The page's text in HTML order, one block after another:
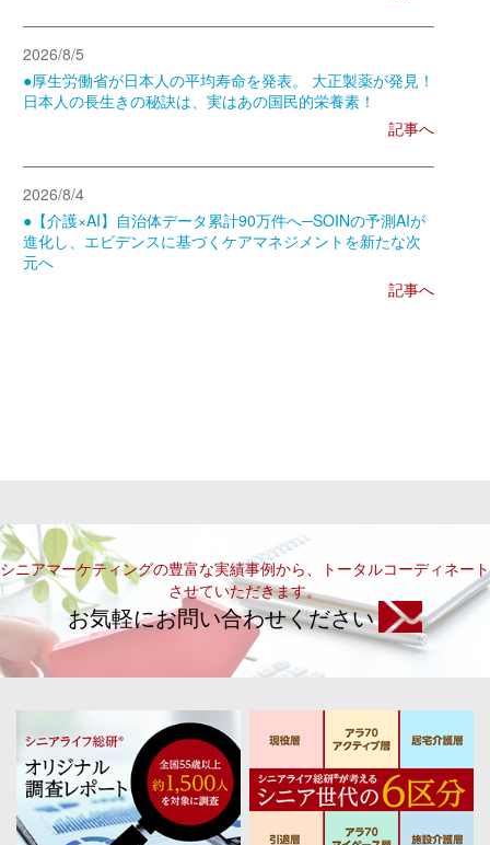
2026/8/5
●厚生労働省が日本人の平均寿命を発表。 大正製薬が発見！
日本人の長生きの秘訣は、実はあの国民的栄養素！
記事へ
2026/8/4
●【介護×AI】自治体データ累計90万件へ─SOINの予測AIが
進化し、エビデンスに基づくケアマネジメントを新たな次
元へ
記事へ
シニアマーケティングの豊富な実績事例から、トータルコーディネート
させていただきます。
お気軽にお問い合わせください